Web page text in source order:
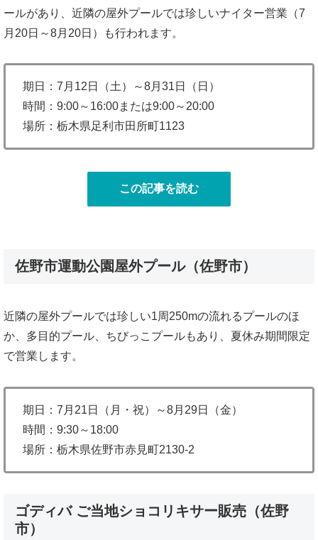
ールがあり、近隣の屋外プールでは珍しいナイター営業（7
月20日～8月20日）も行われます。
期日：7月12日（土）～8月31日（日）
時間：9:00～16:00または9:00～20:00
場所：栃木県足利市田所町1123
この記事を読む
佐野市運動公園屋外プール（佐野市）
近隣の屋外プールでは珍しい1周250mの流れるプールのほ
か、多目的プール、ちびっこプールもあり、夏休み期間限定
で営業します。
期日：7月21日（月・祝）～8月29日（金）
時間：9:30～18:00
場所：栃木県佐野市赤見町2130-2
ゴディバ ご当地ショコリキサー販売（佐野
市）